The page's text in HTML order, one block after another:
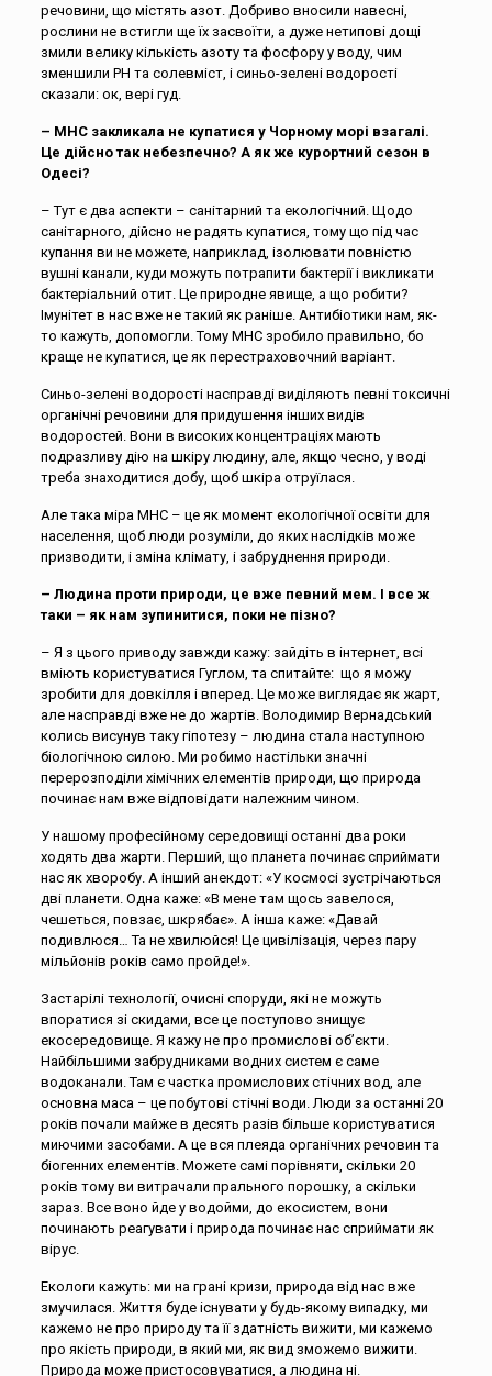
речовини, що містять азот. Добриво вносили навесні,
рослини не встигли ще їх засвоїти, а дуже нетипові дощі
змили велику кількість азоту та фосфору у воду, чим
зменшили РН та солевміст, і синьо-зелені водорості
сказали: ок, вері гуд.
– МНС закликала не купатися у Чорному морі взагалі.
Це дійсно так небезпечно? А як же курортний сезон в
Одесі?
– Тут є два аспекти – санітарний та екологічний. Щодо
санітарного, дійсно не радять купатися, тому що під час
купання ви не можете, наприклад, ізолювати повністю
вушні канали, куди можуть потрапити бактерії і викликати
бактеріальний отит. Це природне явище, а що робити?
Імунітет в нас вже не такий як раніше. Антибіотики нам, як-
то кажуть, допомогли. Тому МНС зробило правильно, бо
краще не купатися, це як перестраховочний варіант.
Синьо-зелені водорості насправді виділяють певні токсичні
органічні речовини для придушення інших видів
водоростей. Вони в високих концентраціях мають
подразливу дію на шкіру людину, але, якщо чесно, у воді
треба знаходитися добу, щоб шкіра отруїлася.
Але така міра МНС – це як момент екологічної освіти для
населення, щоб люди розуміли, до яких наслідків може
призводити, і зміна клімату, і забруднення природи.
– Людина проти природи, це вже певний мем. І все ж
таки – як нам зупинитися, поки не пізно?
– Я з цього приводу завжди кажу: зайдіть в інтернет, всі
вміють користуватися Гуглом, та спитайте: що я можу
зробити для довкілля і вперед. Це може виглядає як жарт,
але насправді вже не до жартів. Володимир Вернадський
колись висунув таку гіпотезу – людина стала наступною
біологічною силою. Ми робимо настільки значні
перерозподіли хімічних елементів природи, що природа
починає нам вже відповідати належним чином.
У нашому професійному середовищі останні два роки
ходять два жарти. Перший, що планета починає сприймати
нас як хворобу. А інший анекдот: «У космосі зустрічаються
дві планети. Одна каже: «В мене там щось завелося,
чешеться, повзає, шкрябає». А інша каже: «Давай
подивлюся… Та не хвилюйся! Це цивілізація, через пару
мільйонів років само пройде!».
Застарілі технології, очисні споруди, які не можуть
впоратися зі скидами, все це поступово знищує
екосередовище. Я кажу не про промислові об’єкти.
Найбільшими забрудниками водних систем є саме
водоканали. Там є частка промислових стічних вод, але
основна маса – це побутові стічні води. Люди за останні 20
років почали майже в десять разів більше користуватися
миючими засобами. А це вся плеяда органічних речовин та
біогенних елементів. Можете самі порівняти, скільки 20
років тому ви витрачали прального порошку, а скільки
зараз. Все воно йде у водойми, до екосистем, вони
починають реагувати і природа починає нас сприймати як
вірус.
Екологи кажуть: ми на грані кризи, природа від нас вже
змучилася. Життя буде існувати у будь-якому випадку, ми
кажемо не про природу та її здатність вижити, ми кажемо
про якість природи, в який ми, як вид зможемо вижити.
Природа може пристосовуватися, а людина ні.